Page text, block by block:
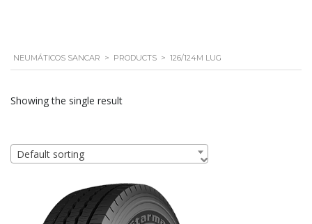
NEUMÁTICOS SANCAR > PRODUCTS > 126/124M LUG
Showing the single result
Default sorting